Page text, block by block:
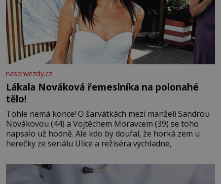
nasehvezdy.cz
Lákala Nováková řemeslníka na polonahé
tělo!
Tohle nemá konce! O šarvátkách mezi manželi Sandrou
Novákovou (44) a Vojtěchem Moravcem (39) se toho
napsalo už hodně. Ale kdo by doufal, že horká zem u
herečky ze seriálu Ulice a režiséra vychladne,